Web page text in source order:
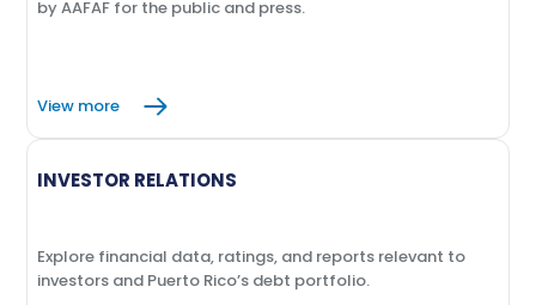
by AAFAF for the public and press.
View more
INVESTOR RELATIONS
Explore financial data, ratings, and reports relevant to
investors and Puerto Rico’s debt portfolio.